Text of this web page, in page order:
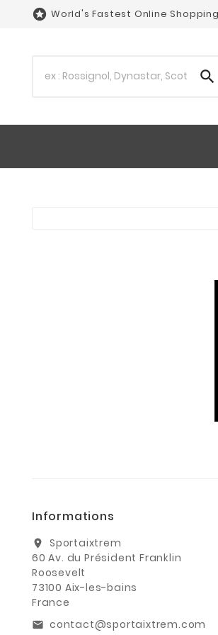
 World's Fastest Online

Informations
location_on
Sportaixtrem
60 Av. du Président Franklin
Roosevelt
73100 Aix-les-bains
France
email contact@sportaixtrem.com